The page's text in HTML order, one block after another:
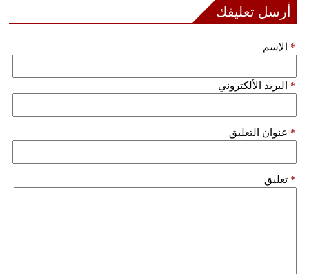
أرسل تعليقك
الإسم *
البريد الألكتروني *
عنوان التعليق *
تعليق *